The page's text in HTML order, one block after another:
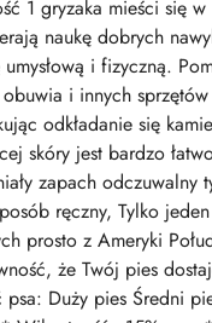
1 gryzaka mieści się
naukę dobrych
i fizyczną.
i innych
odkładanie się
skóry jest bardzo
zapach odczuwalny
ręczny, Tylko
prosto z Ameryki
że Twój pies
Duży pies Średni